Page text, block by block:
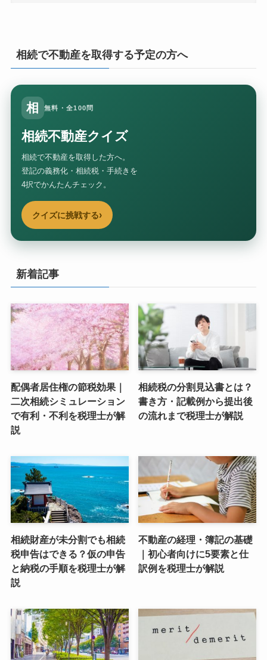
相続で不動産を取得する予定の方へ
相 無料・全100問
相続不動産クイズ
相続で不動産を取得した方へ。
登記の義務化・相続税・手続きを
4択でかんたんチェック。
クイズに挑戦する›
新着記事
配偶者居住権の節税効果｜
二次相続シミュレーション
で有利・不利を税理士が解
説
相続税の分割見込書とは？
書き方・記載例から提出後
の流れまで税理士が解説
相続財産が未分割でも相続
税申告はできる？仮の申告
と納税の手順を税理士が解
説
不動産の経理・簿記の基礎
｜初心者向けに5要素と仕
訳例を税理士が解説